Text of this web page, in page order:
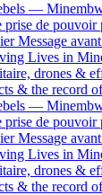
—
de pouvoir
Message avant
Lives in
drones &
& the record
—
de pouvoir
Message avant
Lives in
drones &
& the record